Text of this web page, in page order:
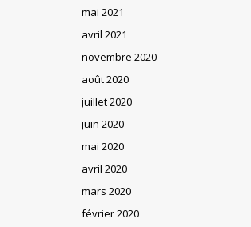
mai 2021
avril 2021
novembre 2020
août 2020
juillet 2020
juin 2020
mai 2020
avril 2020
mars 2020
février 2020